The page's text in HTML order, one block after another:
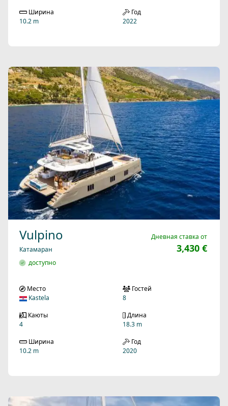
Ширина
10.2 m
Год
2022
Vulpino
Катамаран
доступно
Дневная ставка от
3,430 €
Место
Kastela
Гостей
8
Каюты
4
Длина
18.3 m
Ширина
10.2 m
Год
2020